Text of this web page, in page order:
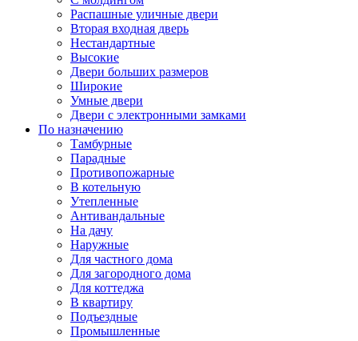
Распашные уличные двери
Вторая входная дверь
Нестандартные
Высокие
Двери больших размеров
Широкие
Умные двери
Двери с электронными замками
По назначению
Тамбурные
Парадные
Противопожарные
В котельную
Утепленные
Антивандальные
На дачу
Наружные
Для частного дома
Для загородного дома
Для коттеджа
В квартиру
Подъездные
Промышленные